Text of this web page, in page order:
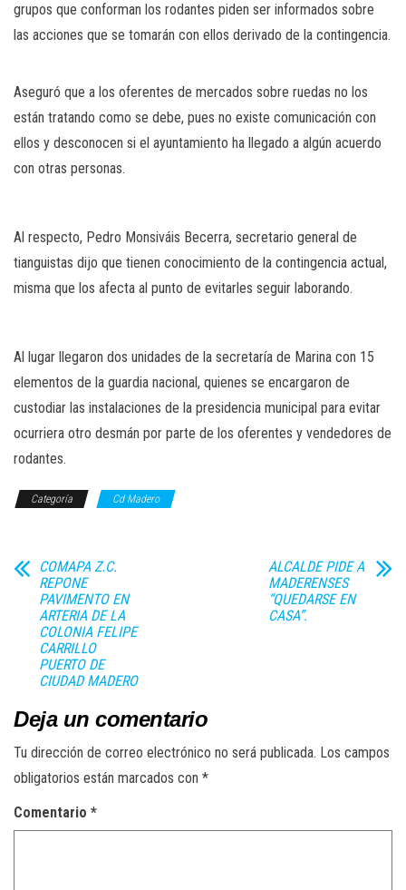
grupos que conforman los rodantes piden ser informados sobre
las acciones que se tomarán con ellos derivado de la contingencia.
Aseguró que a los oferentes de mercados sobre ruedas no los
están tratando como se debe, pues no existe comunicación con
ellos y desconocen si el ayuntamiento ha llegado a algún acuerdo
con otras personas.
Al respecto, Pedro Monsiváis Becerra, secretario general de
tianguistas dijo que tienen conocimiento de la contingencia actual,
misma que los afecta al punto de evitarles seguir laborando.
Al lugar llegaron dos unidades de la secretaría de Marina con 15
elementos de la guardia nacional, quienes se encargaron de
custodiar las instalaciones de la presidencia municipal para evitar
ocurriera otro desmán por parte de los oferentes y vendedores de
rodantes.
Categoría Cd Madero
COMAPA Z.C.
REPONE
PAVIMENTO EN
ARTERIA DE LA
COLONIA FELIPE
CARRILLO
PUERTO DE
CIUDAD MADERO
ALCALDE PIDE A
MADERENSES
“QUEDARSE EN
CASA”.
Deja un comentario
Tu dirección de correo electrónico no será publicada. Los campos
obligatorios están marcados con *
Comentario *